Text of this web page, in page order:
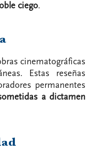
ciego.
cinematográficas
Estas reseñas
permanentes
a dictamen